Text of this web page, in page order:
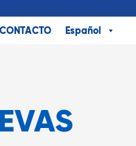
CONTACTO Español